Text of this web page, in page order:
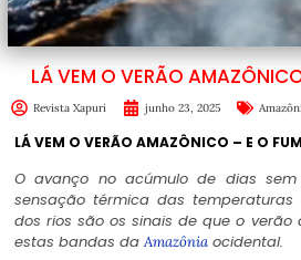
LÁ VEM O VERÃO
Revista Xapuri junho 23, 2025
LÁ VEM O VERÃO AMAZÔNICO – E O
O avanço no acúmulo de dias
sensação térmica das
dos rios são os sinais de que o
estas bandas da Amazônia ocidental.